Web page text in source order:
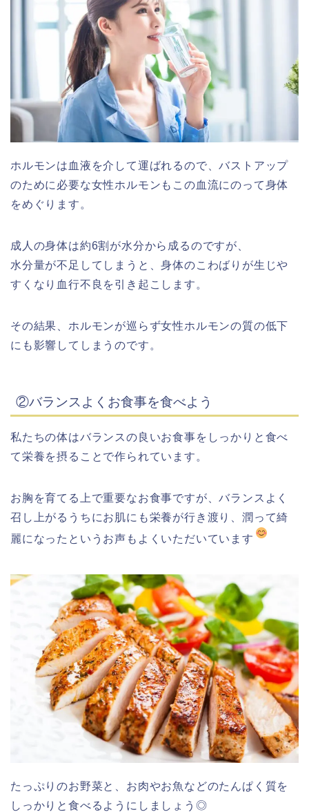
ホルモンは血液を介して運ばれるので、バストアップ
のために必要な女性ホルモンもこの血流にのって身体
をめぐります。
成人の身体は約6割が水分から成るのですが、
水分量が不足してしまうと、身体のこわばりが生じや
すくなり血行不良を引き起こします。
その結果、ホルモンが巡らず女性ホルモンの質の低下
にも影響してしまうのです。
②バランスよくお食事を食べよう
私たちの体はバランスの良いお食事をしっかりと食べ
て栄養を摂ることで作られています。
お胸を育てる上で重要なお食事ですが、バランスよく
召し上がるうちにお肌にも栄養が行き渡り、潤って綺
麗になったというお声もよくいただいています
たっぷりのお野菜と、お肉やお魚などのたんぱく質を
しっかりと食べるようにしましょう◎